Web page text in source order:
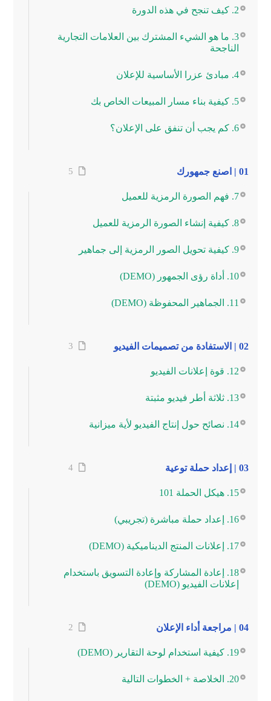
2. كيف تنجح في هذه الدورة
3. ما هو الشيء المشترك بين العلامات التجارية
الناجحة
4. مبادئ عزرا الأساسية للإعلان
5. كيفية بناء مسار المبيعات الخاص بك
6. كم يجب أن تنفق على الإعلان؟
01 | اصنع جمهورك 5
7. فهم الصورة الرمزية للعميل
8. كيفية إنشاء الصورة الرمزية للعميل
9. كيفية تحويل الصور الرمزية إلى جماهير
10. أداة رؤى الجمهور (DEMO)
11. الجماهير المحفوظة (DEMO)
02 | الاستفادة من تصميمات الفيديو 3
12. قوة إعلانات الفيديو
13. ثلاثة أطر فيديو مثبتة
14. نصائح حول إنتاج الفيديو لأية ميزانية
03 | إعداد حملة توعية 4
15. هيكل الحملة 101
16. إعداد حملة مباشرة (تجريبي)
17. إعلانات المنتج الديناميكية (DEMO)
18. إعادة المشاركة وإعادة التسويق باستخدام
إعلانات الفيديو (DEMO)
04 | مراجعة أداء الإعلان 2
19. كيفية استخدام لوحة التقارير (DEMO)
20. الخلاصة + الخطوات التالية